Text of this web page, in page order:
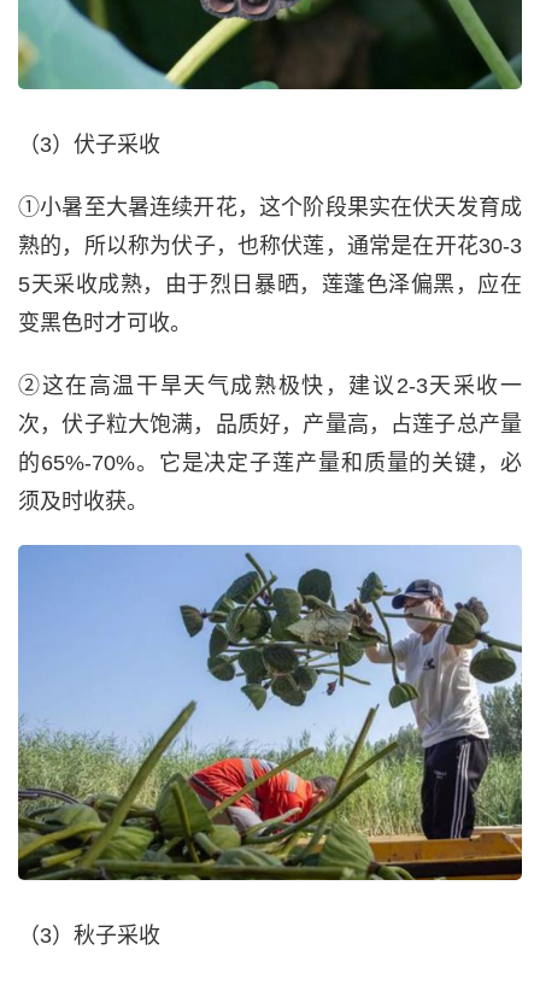
（3）伏子采收
①小暑至大暑连续开花，这个阶段果实在伏天发育成
熟的，所以称为伏子，也称伏莲，通常是在开花30-3
5天采收成熟，由于烈日暴晒，莲蓬色泽偏黑，应在
变黑色时才可收。
②这在高温干旱天气成熟极快，建议2-3天采收一
次，伏子粒大饱满，品质好，产量高，占莲子总产量
的65%-70%。它是决定子莲产量和质量的关键，必
须及时收获。
（3）秋子采收